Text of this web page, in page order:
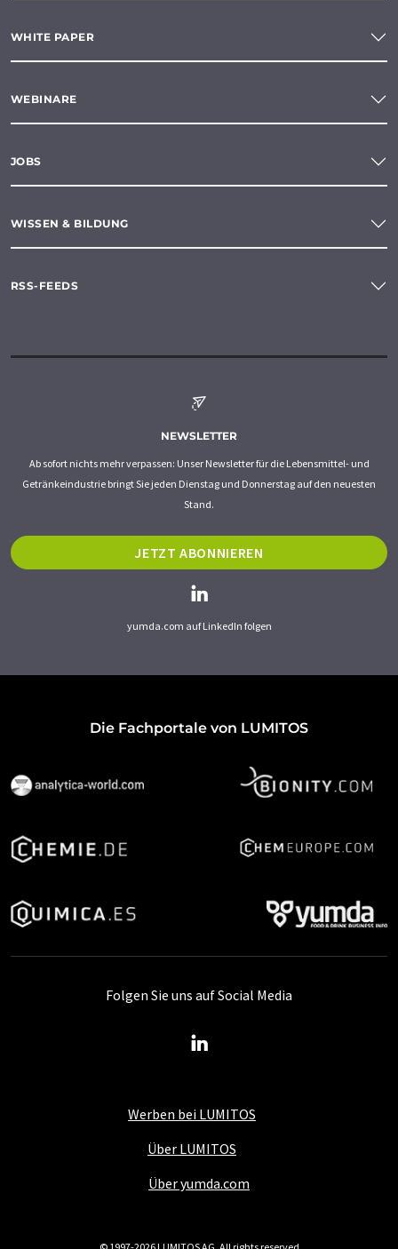
WHITE PAPER
WEBINARE
JOBS
WISSEN & BILDUNG
RSS-FEEDS
NEWSLETTER
Ab sofort nichts mehr verpassen: Unser Newsletter für die Lebensmittel- und
Getränkeindustrie bringt Sie jeden Dienstag und Donnerstag auf den neuesten
Stand.
JETZT ABONNIEREN
yumda.com auf LinkedIn folgen
Die Fachportale von LUMITOS
Werben bei LUMITOS
Über LUMITOS
Über yumda.com
Folgen Sie uns auf Social Media